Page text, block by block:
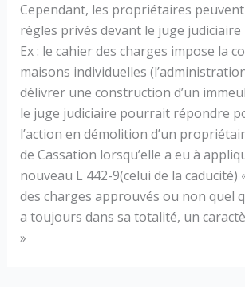
Cependant, les propriétaires
règles privés devant le juge judiciaire
Ex : le cahier des charges impose la
maisons individuelles
délivrer une construction d’un
le juge judiciaire pourrait répondre
l’action en démolition d’un
de Cassation lorsqu’elle a eu à
nouveau L 442-9(celui de la caducité)
des charges approuvés ou non quel
a toujours dans sa totalité, un
»